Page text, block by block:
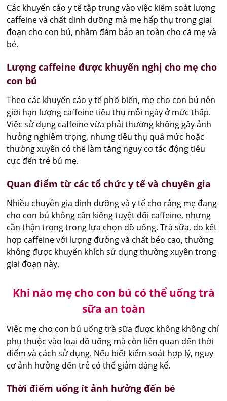
Các khuyến cáo y tế tập trung vào việc kiểm soát lượng
caffeine và chất dinh dưỡng mà mẹ hấp thụ trong giai
đoạn cho con bú, nhằm đảm bảo an toàn cho cả mẹ và
bé.
Lượng caffeine được khuyến nghị cho mẹ cho
con bú
Theo các khuyến cáo y tế phổ biến, mẹ cho con bú nên
giới hạn lượng caffeine tiêu thụ mỗi ngày ở mức thấp.
Việc sử dụng caffeine vừa phải thường không gây ảnh
hưởng nghiêm trọng, nhưng tiêu thụ quá mức hoặc
thường xuyên có thể làm tăng nguy cơ tác động tiêu
cực đến trẻ bú mẹ.
Quan điểm từ các tổ chức y tế và chuyên gia
Nhiều chuyên gia dinh dưỡng và y tế cho rằng mẹ đang
cho con bú không cần kiêng tuyệt đối caffeine, nhưng
cần thận trọng trong lựa chọn đồ uống. Trà sữa, do kết
hợp caffeine với lượng đường và chất béo cao, thường
không được khuyến khích sử dụng thường xuyên trong
giai đoạn này.
Khi nào mẹ cho con bú có thể uống trà
sữa an toàn
Việc mẹ cho con bú uống trà sữa được không không chỉ
phụ thuộc vào loại đồ uống mà còn liên quan đến thời
điểm và cách sử dụng. Nếu biết kiểm soát hợp lý, nguy
cơ ảnh hưởng đến trẻ có thể giảm đáng kể.
Thời điểm uống ít ảnh hưởng đến bé